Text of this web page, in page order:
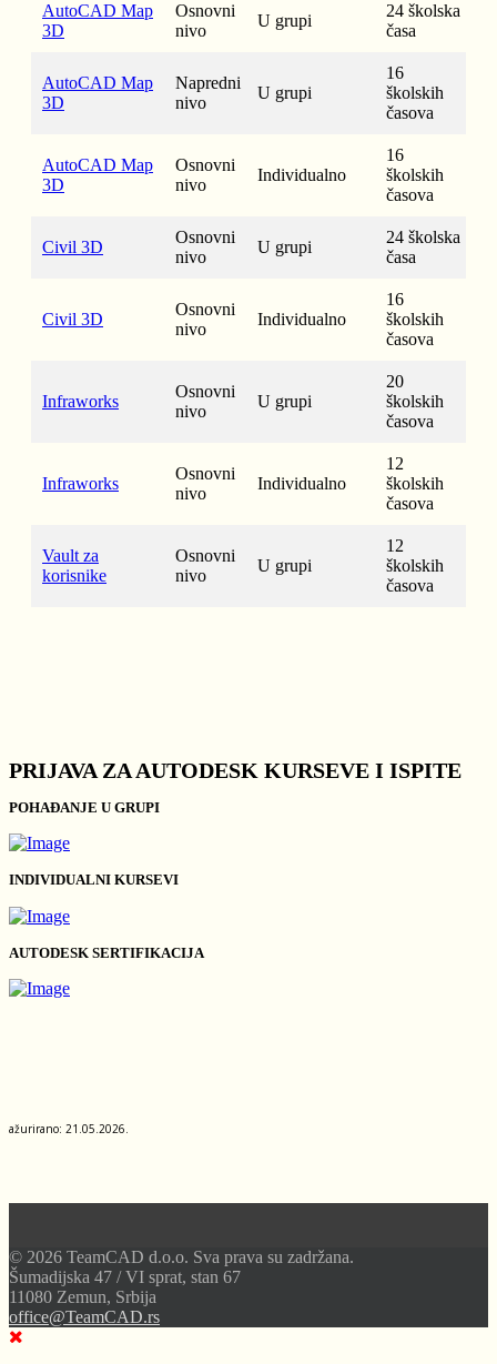
AutoCAD Map
3D
Osnovni
nivo
U grupi
24 školska
časa
AutoCAD Map
3D
Napredni
nivo
U grupi
16
školskih
časova
AutoCAD Map
3D
Osnovni
nivo
Individualno
16
školskih
časova
Civil 3D
Osnovni
nivo
U grupi
24 školska
časa
Civil 3D
Osnovni
nivo
Individualno
16
školskih
časova
Infraworks
Osnovni
nivo
U grupi
20
školskih
časova
Infraworks
Osnovni
nivo
Individualno
12
školskih
časova
Vault za
korisnike
Osnovni
nivo
U grupi
12
školskih
časova
PRIJAVA ZA AUTODESK KURSEVE I ISPITE
POHAĐANJE U GRUPI
INDIVIDUALNI KURSEVI
AUTODESK SERTIFIKACIJA
ažurirano: 21.05.2026.
© 2026 TeamCAD d.o.o. Sva prava su zadržana.
Šumadijska 47 / VI sprat, stan 67
11080 Zemun, Srbija
office@TeamCAD.rs